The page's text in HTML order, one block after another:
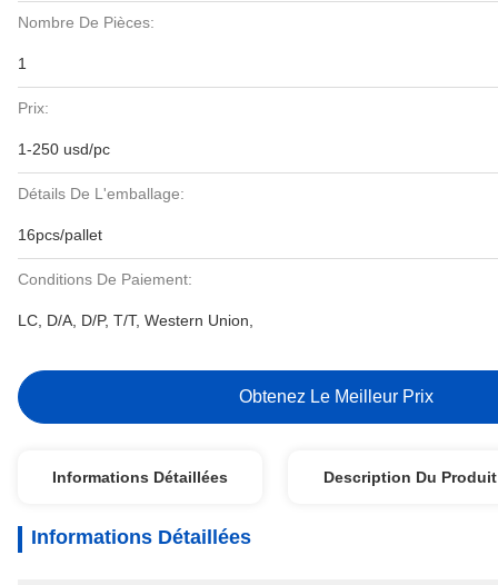
Nombre De Pièces:
1
Prix:
1-250 usd/pc
Détails De L'emballage:
16pcs/pallet
Conditions De Paiement:
LC, D/A, D/P, T/T, Western Union,
Obtenez Le Meilleur Prix
Informations Détaillées Description Du Produit
Informations Détaillées